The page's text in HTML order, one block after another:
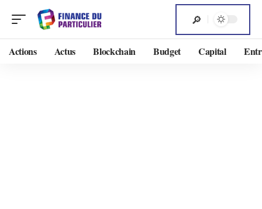
Actions Actus Blockchain Budget Capital